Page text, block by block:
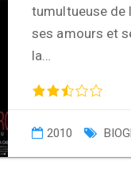
tumultueuse de
ses amours et
la…
2010